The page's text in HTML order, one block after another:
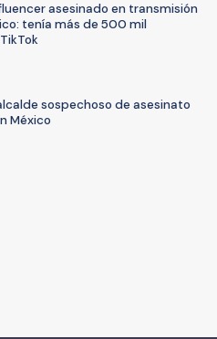
asesinado en transmisión
tenía más de 500 mil
sospechoso de asesinato
México